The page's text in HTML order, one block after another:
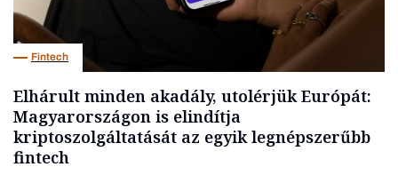
Fintech
Elhárult minden akadály, utolérjük Európát:
Magyarországon is elindítja
kriptoszolgáltatását az egyik legnépszerűbb
fintech